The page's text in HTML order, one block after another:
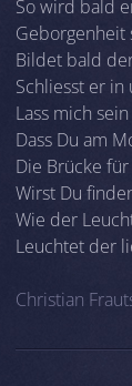
So wird bald
Geborgenheit
Bildet bald
Schliesst er
Lass mich
Dass Du am
Die Brücke
Wirst Du
Wie der
Leuchtet der
Christian